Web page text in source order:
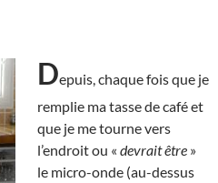
Depuis, chaque fois que je
remplie ma tasse de café et
que je me tourne vers
l’endroit ou « devrait être »
le micro-onde (au-dessus